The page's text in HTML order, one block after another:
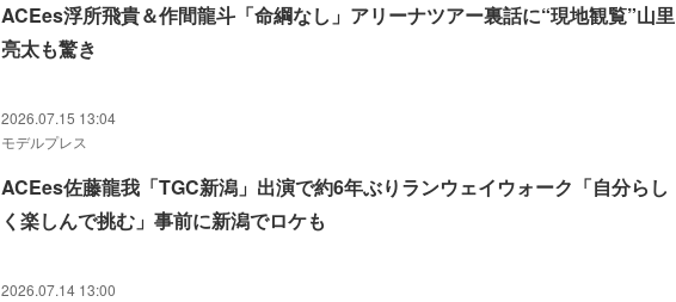
ACEes浮所飛貴＆作間龍斗「命綱なし」アリーナツアー裏話に“現地観覧”山里
亮太も驚き
2026.07.15 13:04
モデルプレス
ACEes佐藤龍我「TGC新潟」出演で約6年ぶりランウェイウォーク「自分らし
く楽しんで挑む」事前に新潟でロケも
2026.07.14 13:00